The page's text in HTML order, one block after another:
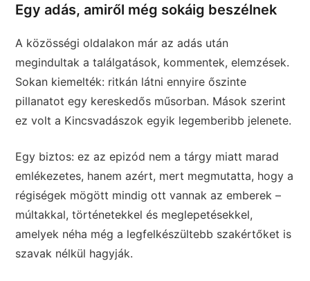
Egy adás, amiről még sokáig beszélnek
A közösségi oldalakon már az adás után
megindultak a találgatások, kommentek, elemzések.
Sokan kiemelték: ritkán látni ennyire őszinte
pillanatot egy kereskedős műsorban. Mások szerint
ez volt a Kincsvadászok egyik legemberibb jelenete.
Egy biztos: ez az epizód nem a tárgy miatt marad
emlékezetes, hanem azért, mert megmutatta, hogy a
régiségek mögött mindig ott vannak az emberek –
múltakkal, történetekkel és meglepetésekkel,
amelyek néha még a legfelkészültebb szakértőket is
szavak nélkül hagyják.